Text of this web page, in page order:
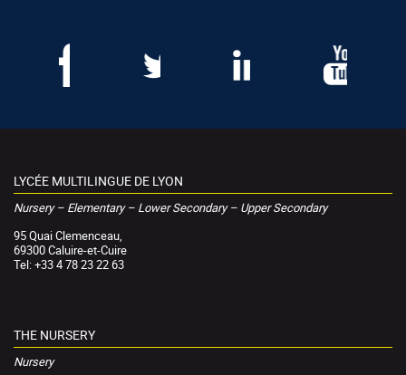
LYCÉE MULTILINGUE DE LYON
Nursery – Elementary – Lower Secondary – Upper Secondary
95 Quai Clemenceau,
69300 Caluire-et-Cuire
Tel: +33 4 78 23 22 63
THE NURSERY
Nursery